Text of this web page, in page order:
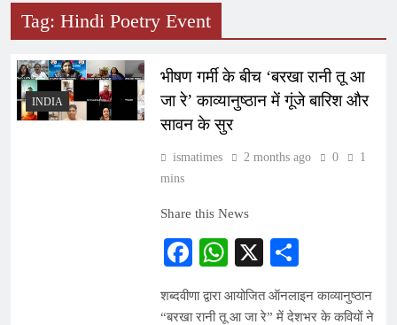
Tag: Hindi Poetry Event
INDIA
भीषण गर्मी के बीच ‘बरखा रानी तू आ
जा रे’ काव्यानुष्ठान में गूंजे बारिश और
सावन के सुर
ismatimes 2 months ago 0
1
mins
Share this News
Facebook
WhatsApp
X
शब्दवीणा द्वारा आयोजित ऑनलाइन काव्यानुष्ठान
“बरखा रानी तू आ जा रे” में देशभर के कवियों ने